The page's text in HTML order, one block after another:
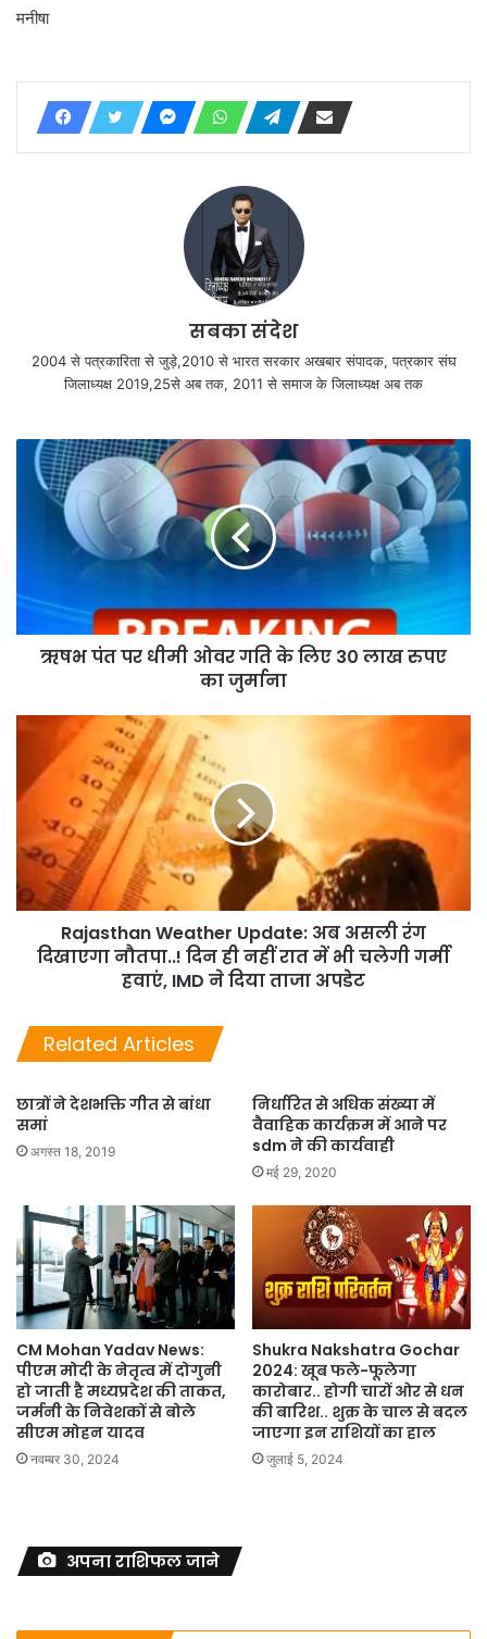
मनीषा
सबका संदेश
2004 से पत्रकारिता से जुड़े,2010 से भारत सरकार अखबार संपादक, पत्रकार संघ
जिलाध्यक्ष 2019,25से अब तक, 2011 से समाज के जिलाध्यक्ष अब तक
ऋषभ पंत पर धीमी ओवर गति के लिए 30 लाख रुपए
का जुर्माना
Rajasthan Weather Update: अब असली रंग
दिखाएगा नौतपा..! दिन ही नहीं रात में भी चलेगी गर्मी
हवाएं, IMD ने दिया ताजा अपडेट
Related Articles
छात्रों ने देशभक्ति गीत से बांधा
समां
अगस्त 18, 2019
निर्धारित से अधिक संख्या में
वैवाहिक कार्यक्रम में आने पर
sdm ने की कार्यवाही
मई 29, 2020
CM Mohan Yadav News:
पीएम मोदी के नेतृत्व में दोगुनी
हो जाती है मध्यप्रदेश की ताकत,
जर्मनी के निवेशकों से बोले
सीएम मोहन यादव
नवम्बर 30, 2024
Shukra Nakshatra Gochar
2024: खूब फले-फूलेगा
कारोबार.. होगी चारों ओर से धन
की बारिश.. शुक्र के चाल से बदल
जाएगा इन राशियों का हाल
जुलाई 5, 2024
अपना राशिफल जाने